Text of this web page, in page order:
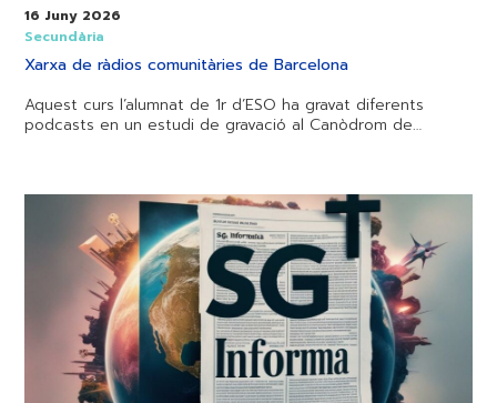
16 Juny 2026
Secundària
Xarxa de ràdios comunitàries de Barcelona
Aquest curs l’alumnat de 1r d’ESO ha gravat diferents
podcasts en un estudi de gravació al Canòdrom de…
Informa.